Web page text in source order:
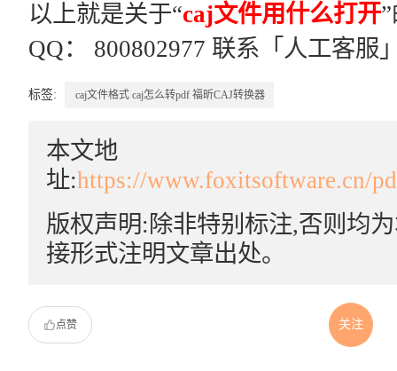
以上就是关于“caj文件用什么打开
QQ： 800802977 联系「人工客服
标签: caj文件格式 caj怎么转pdf 福昕CAJ转换器
本文地
址:https://www.foxitsoftware.cn/
版权声明:除非特别标注,否则均
接形式注明文章出处。
点赞 关注